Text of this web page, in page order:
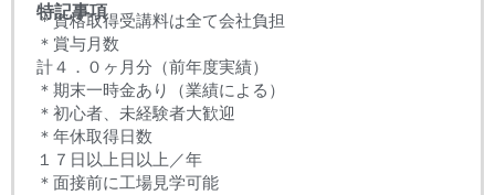
特記事項
＊資格取得受講料は全て会社負担
＊賞与月数
計４．０ヶ月分（前年度実績）
＊期末一時金あり（業績による）
＊初心者、未経験者大歓迎
＊年休取得日数
１７日以上日以上／年
＊面接前に工場見学可能